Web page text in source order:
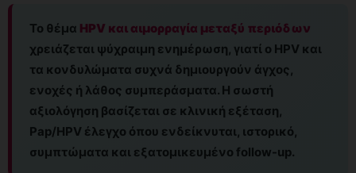
Το θέμα HPV και αιμορραγία μεταξύ περιόδων
χρειάζεται ψύχραιμη ενημέρωση, γιατί ο HPV και
τα κονδυλώματα συχνά δημιουργούν άγχος,
ενοχές ή λάθος συμπεράσματα. Η σωστή
αξιολόγηση βασίζεται σε κλινική εξέταση,
Pap/HPV έλεγχο όπου ενδείκνυται, ιστορικό,
συμπτώματα και εξατομικευμένο follow-up.